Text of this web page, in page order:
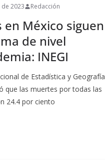
2023 Redacción
en México siguen
de nivel
INEGI
de Estadística y Geografía
que las muertes por todas las
24.4 por ciento